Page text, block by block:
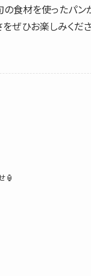
の食材を使ったパン
ぜひお楽しみくだ
🏮